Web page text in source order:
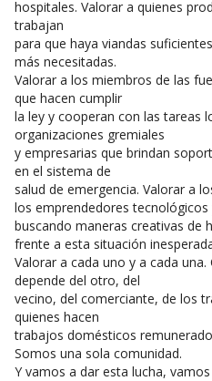
hospitales. Valorar a quienes
trabajan
para que haya viandas
más necesitadas.
Valorar a los miembros de las
que hacen cumplir
la ley y cooperan con las tareas
organizaciones gremiales
y empresarias que brindan
en el sistema de
salud de emergencia. Valorar a
los emprendedores
buscando maneras creativas de
frente a esta situación
Valorar a cada uno y a cada
depende del otro, del
vecino, del comerciante, de los
quienes hacen
trabajos domésticos
Somos una sola comunidad.
Y vamos a dar esta lucha,